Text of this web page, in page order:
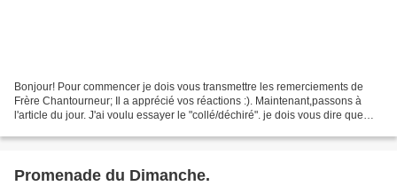
Bonjour! Pour commencer je dois vous transmettre les remerciements de
Frère Chantourneur; Il a apprécié vos réactions :). Maintenant,passons à
l'article du jour. J'ai voulu essayer le "collé/déchiré". je dois vous dire que
Promenade du Dimanche.